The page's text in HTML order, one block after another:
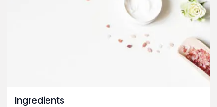
Ingredients